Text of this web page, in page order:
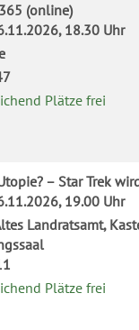
(online)
18.30 Uhr
Plätze frei
– Star Trek
19.00 Uhr
Landratsamt,
Plätze frei